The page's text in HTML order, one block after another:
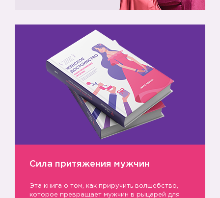
Сила притяжения мужчин
Эта книга о том, как приручить волшебство,
которое превращает мужчин в рыцарей для